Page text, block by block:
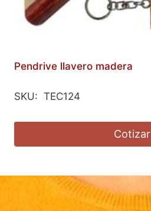
Pendrive llavero madera
SKU: TEC124
Cotizar